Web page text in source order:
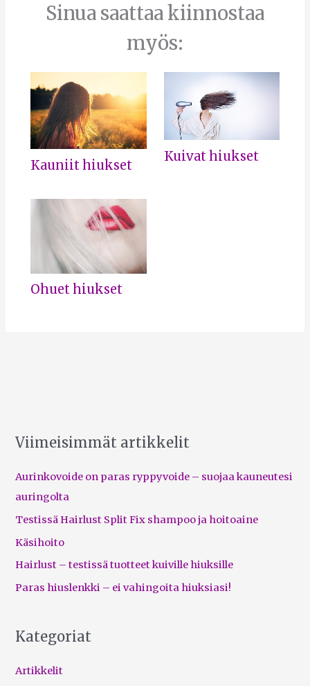
Sinua saattaa kiinnostaa
myös:
Kauniit hiukset
Kuivat hiukset
Ohuet hiukset
Viimeisimmät artikkelit
Aurinkovoide on paras ryppyvoide – suojaa kauneutesi
auringolta
Testissä Hairlust Split Fix shampoo ja hoitoaine
Käsihoito
Hairlust – testissä tuotteet kuiville hiuksille
Paras hiuslenkki – ei vahingoita hiuksiasi!
Kategoriat
Artikkelit